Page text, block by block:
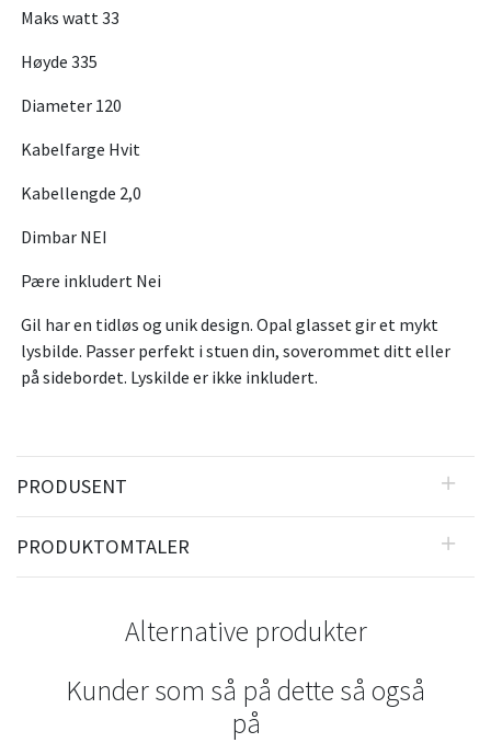
Maks watt 33
Høyde 335
Diameter 120
Kabelfarge Hvit
Kabellengde 2,0
Dimbar NEI
Pære inkludert Nei
Gil har en tidløs og unik design. Opal glasset gir et mykt
lysbilde. Passer perfekt i stuen din, soverommet ditt eller
på sidebordet. Lyskilde er ikke inkludert.
PRODUSENT
PRODUKTOMTALER
Alternative produkter
Kunder som så på dette så også
på